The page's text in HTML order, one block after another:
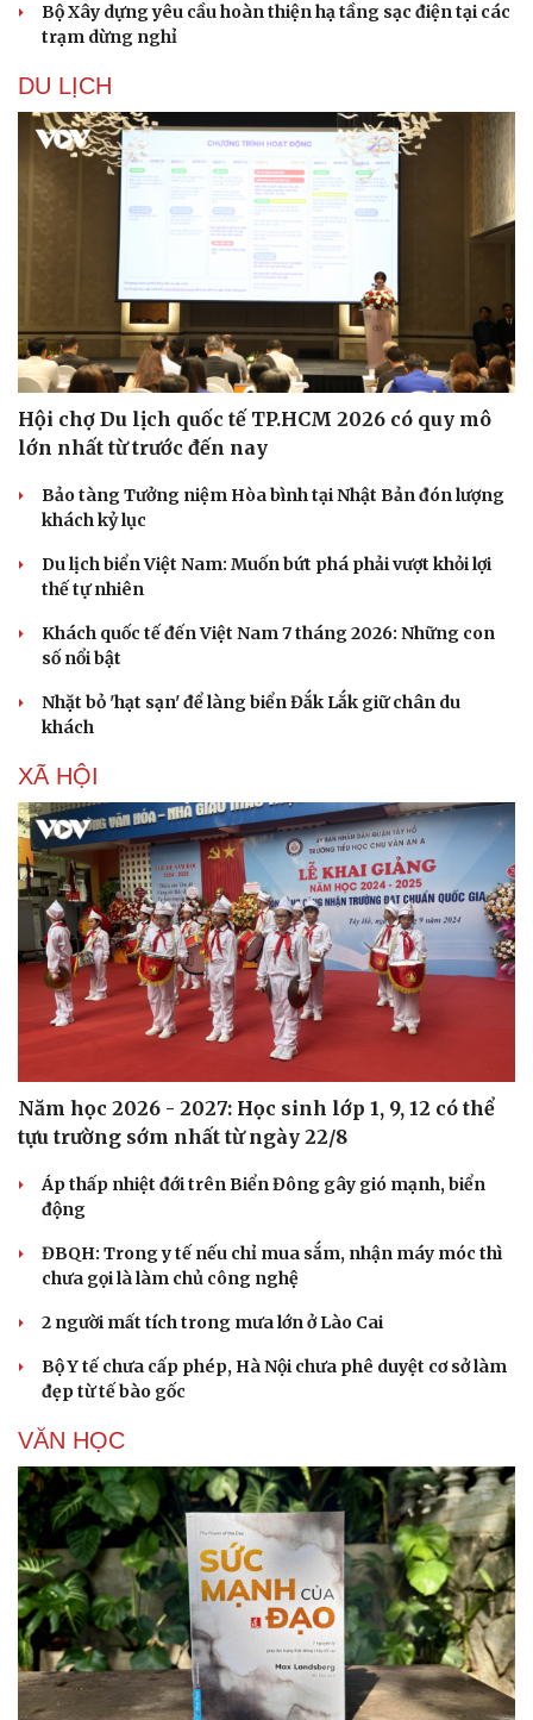
Văn hóa
Văn học
Âm nhạc
Thời trang
Bộ Xây dựng yêu cầu hoàn thiện hạ tầng sạc điện tại các
trạm dừng nghỉ
DU LỊCH
Hội chợ Du lịch quốc tế TP.HCM 2026 có quy mô
lớn nhất từ trước đến nay
Bảo tàng Tưởng niệm Hòa bình tại Nhật Bản đón lượng
khách kỷ lục
Du lịch biển Việt Nam: Muốn bứt phá phải vượt khỏi lợi
thế tự nhiên
Khách quốc tế đến Việt Nam 7 tháng 2026: Những con
số nổi bật
Nhặt bỏ 'hạt sạn' để làng biển Đắk Lắk giữ chân du
khách
XÃ HỘI
Năm học 2026 - 2027: Học sinh lớp 1, 9, 12 có thể
tựu trường sớm nhất từ ngày 22/8
Áp thấp nhiệt đới trên Biển Đông gây gió mạnh, biển
động
ĐBQH: Trong y tế nếu chỉ mua sắm, nhận máy móc thì
chưa gọi là làm chủ công nghệ
2 người mất tích trong mưa lớn ở Lào Cai
Bộ Y tế chưa cấp phép, Hà Nội chưa phê duyệt cơ sở làm
đẹp từ tế bào gốc
VĂN HỌC